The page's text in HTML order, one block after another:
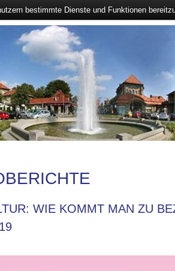
WIE KOMMT MAN ZU
bestimmte Dienste und Funktionen